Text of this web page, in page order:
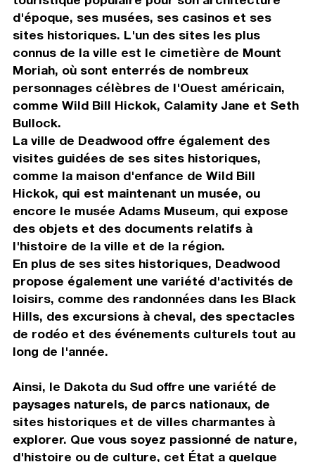
d'époque, ses musées, ses casinos et ses
sites historiques. L'un des sites les plus
connus de la ville est le cimetière de Mount
Moriah, où sont enterrés de nombreux
personnages célèbres de l'Ouest américain,
comme Wild Bill Hickok, Calamity Jane et Seth
Bullock.
La ville de Deadwood offre également des
visites guidées de ses sites historiques,
comme la maison d'enfance de Wild Bill
Hickok, qui est maintenant un musée, ou
encore le musée Adams Museum, qui expose
des objets et des documents relatifs à
l'histoire de la ville et de la région.
En plus de ses sites historiques, Deadwood
propose également une variété d'activités de
loisirs, comme des randonnées dans les Black
Hills, des excursions à cheval, des spectacles
de rodéo et des événements culturels tout au
long de l'année.
Ainsi, le Dakota du Sud offre une variété de
paysages naturels, de parcs nationaux, de
sites historiques et de villes charmantes à
explorer. Que vous soyez passionné de nature,
d'histoire ou de culture, cet État a quelque